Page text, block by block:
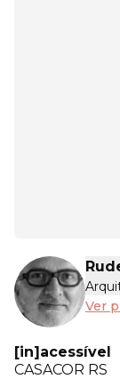
Ver
[in]acessível
CASACOR RS